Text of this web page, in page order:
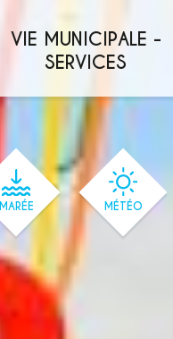
VIE MUNICIPALE -
SERVICES
MARÉE MÉTÉO